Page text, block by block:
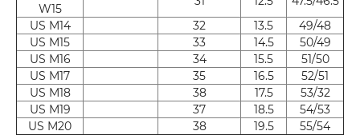
W15
US M14
32 13.5
49/48
US M15
33 14.5
50/49
US M16
34 15.5
51/50
US M17
35 16.5
52/51
US M18
38 17.5
53/32
US M19
37 18.5
54/53
US M20
38 19.5 55/54